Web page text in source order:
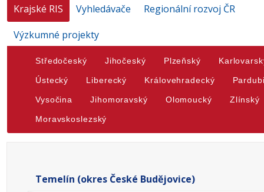
Krajské RIS Vyhledávače
Regionální rozvoj ČR
Výzkumné projekty
Středočeský Jihočeský Plzeňský
Ústecký Liberecký Královehradecký
Vysočina Jihomoravský Olomoucký Zlínský
Moravskoslezský
Temelín (okres České Budějovice)